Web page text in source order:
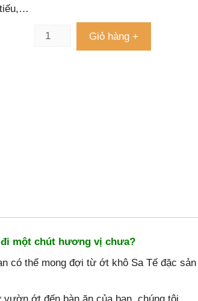
Giỏ hàng +
một chút hương vị chưa?
có thể mong đợi từ ớt khô Sa Tế đặc sản